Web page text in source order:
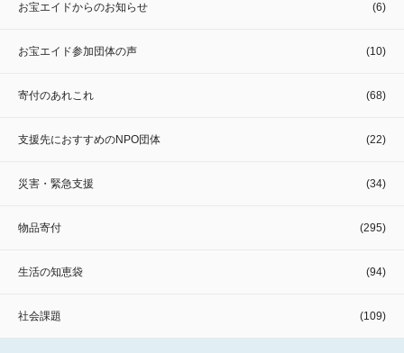
お宝エイドからのお知らせ (6)
お宝エイド参加団体の声 (10)
寄付のあれこれ (68)
支援先におすすめのNPO団体 (22)
災害・緊急支援 (34)
物品寄付 (295)
生活の知恵袋 (94)
社会課題 (109)